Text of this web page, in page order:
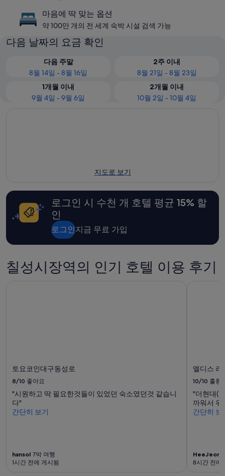
마음에 딱 맞는 옵션
약 100만 개의 전 세계 숙박 시설 검색 가능
다음 날짜의 요금 확인
다음 주말
8월 14일 - 8월 16일
2주 이내
8월 21일 - 8월 23일
1개월 이내
9월 4일 - 9월 6일
2개월 이내
10월 2일 - 10월 4일
지도로 보기
로그인 시 수천 개 호텔 평균 15% 할
인
로그인지금 무료 가입
칠성시장역의 인기 호텔 이용 후기
토요코인대구동성로
8/10 좋아요
"시원하고 딱 필요한것들이 있었던 숙소였던것 같습니
다"
간단히 보기
hansol 7박 여행
1시간 전에 게시됨
엘디스 리
10/10 훌륭
"더현대(
까워서 위
간단히 보
HeeJeong
8시간 전에